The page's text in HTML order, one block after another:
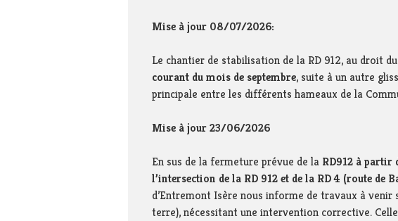
Portrait de territoire
Réglementation
environnement
Sites en référence
Dans les médias !
Syndicat
interdépartemental
d’aménagement du Guiers
Se
Mise à jour 08/07/2026:
Le chantier de stabilisation de la RD 912, au droit
courant du mois de septembre, suite à un autre
principale entre les différents hameaux de la
Mise à jour 23/06/2026
En sus de la fermeture prévue de la RD912 à partir
l’intersection de la RD 912 et de la RD 4 (route de
d’Entremont Isère nous informe de travaux à venir
terre), nécessitant une intervention corrective.